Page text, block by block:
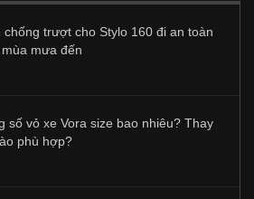
chống trượt cho Stylo 160 đi an toàn
mưa đến
số vỏ xe Vora size bao nhiêu? Thay
phù hợp?